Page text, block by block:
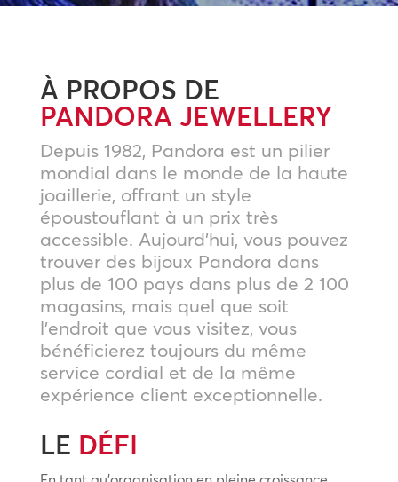
À PROPOS DE
PANDORA JEWELLERY
Depuis 1982, Pandora est un pilier
mondial dans le monde de la haute
joaillerie, offrant un style
époustouflant à un prix très
accessible. Aujourd’hui, vous pouvez
trouver des bijoux Pandora dans
plus de 100 pays dans plus de 2 100
magasins, mais quel que soit
l’endroit que vous visitez, vous
bénéficierez toujours du même
service cordial et de la même
expérience client exceptionnelle.
LE DÉFI